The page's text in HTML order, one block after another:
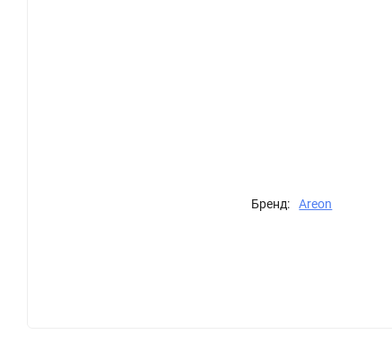
Бренд: Areon